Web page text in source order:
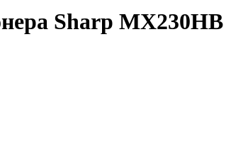
Sharp MX230HB